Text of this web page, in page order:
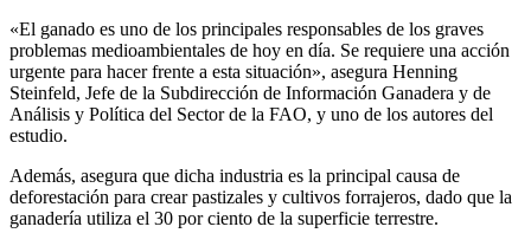
«El ganado es uno de los principales responsables de los graves
problemas medioambientales de hoy en día. Se requiere una acción
urgente para hacer frente a esta situación», asegura Henning
Steinfeld, Jefe de la Subdirección de Información Ganadera y de
Análisis y Política del Sector de la FAO, y uno de los autores del
estudio.
Además, asegura que dicha industria es la principal causa de
deforestación para crear pastizales y cultivos forrajeros, dado que la
ganadería utiliza el 30 por ciento de la superficie terrestre.